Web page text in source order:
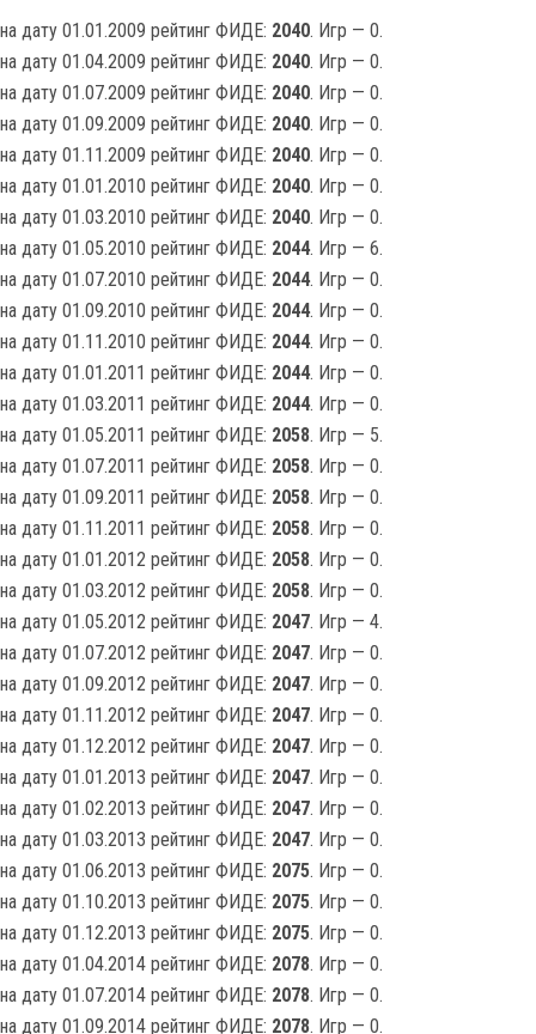
на дату 01.01.2009 рейтинг ФИДЕ: 2040. Игр — 0.
на дату 01.04.2009 рейтинг ФИДЕ: 2040. Игр — 0.
на дату 01.07.2009 рейтинг ФИДЕ: 2040. Игр — 0.
на дату 01.09.2009 рейтинг ФИДЕ: 2040. Игр — 0.
на дату 01.11.2009 рейтинг ФИДЕ: 2040. Игр — 0.
на дату 01.01.2010 рейтинг ФИДЕ: 2040. Игр — 0.
на дату 01.03.2010 рейтинг ФИДЕ: 2040. Игр — 0.
на дату 01.05.2010 рейтинг ФИДЕ: 2044. Игр — 6.
на дату 01.07.2010 рейтинг ФИДЕ: 2044. Игр — 0.
на дату 01.09.2010 рейтинг ФИДЕ: 2044. Игр — 0.
на дату 01.11.2010 рейтинг ФИДЕ: 2044. Игр — 0.
на дату 01.01.2011 рейтинг ФИДЕ: 2044. Игр — 0.
на дату 01.03.2011 рейтинг ФИДЕ: 2044. Игр — 0.
на дату 01.05.2011 рейтинг ФИДЕ: 2058. Игр — 5.
на дату 01.07.2011 рейтинг ФИДЕ: 2058. Игр — 0.
на дату 01.09.2011 рейтинг ФИДЕ: 2058. Игр — 0.
на дату 01.11.2011 рейтинг ФИДЕ: 2058. Игр — 0.
на дату 01.01.2012 рейтинг ФИДЕ: 2058. Игр — 0.
на дату 01.03.2012 рейтинг ФИДЕ: 2058. Игр — 0.
на дату 01.05.2012 рейтинг ФИДЕ: 2047. Игр — 4.
на дату 01.07.2012 рейтинг ФИДЕ: 2047. Игр — 0.
на дату 01.09.2012 рейтинг ФИДЕ: 2047. Игр — 0.
на дату 01.11.2012 рейтинг ФИДЕ: 2047. Игр — 0.
на дату 01.12.2012 рейтинг ФИДЕ: 2047. Игр — 0.
на дату 01.01.2013 рейтинг ФИДЕ: 2047. Игр — 0.
на дату 01.02.2013 рейтинг ФИДЕ: 2047. Игр — 0.
на дату 01.03.2013 рейтинг ФИДЕ: 2047. Игр — 0.
на дату 01.06.2013 рейтинг ФИДЕ: 2075. Игр — 0.
на дату 01.10.2013 рейтинг ФИДЕ: 2075. Игр — 0.
на дату 01.12.2013 рейтинг ФИДЕ: 2075. Игр — 0.
на дату 01.04.2014 рейтинг ФИДЕ: 2078. Игр — 0.
на дату 01.07.2014 рейтинг ФИДЕ: 2078. Игр — 0.
на дату 01.09.2014 рейтинг ФИДЕ: 2078. Игр — 0.